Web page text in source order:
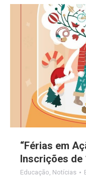
“Férias em
Inscrições de
Educação, Notícias